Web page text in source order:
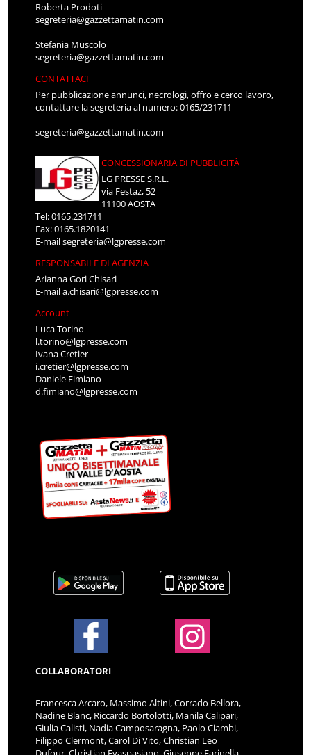
Roberta Prodoti
segreteria@gazzettamatin.com
Stefania Muscolo
segreteria@gazzettamatin.com
CONTATTACI
Per pubblicazione annunci, necrologi, offro e cerco lavoro,
contattare la segreteria al numero: 0165/231711
segreteria@gazzettamatin.com
CONCESSIONARIA DI PUBBLICITÀ
LG PRESSE S.R.L.
via Festaz, 52
11100 AOSTA
Tel: 0165.231711
Fax: 0165.1820141
E-mailsegreteria@lgpresse.com
RESPONSABILE DI AGENZIA
Arianna Gori Chisari
E-maila.chisari@lgpresse.com
Account
Luca Torino
l.torino@lgpresse.com
Ivana Cretier
i.cretier@lgpresse.com
Daniele Fimiano
d.fimiano@lgpresse.com
COLLABORATORI
Francesca Arcaro, Massimo Altini, Corrado Bellora,
Nadine Blanc, Riccardo Bortolotti, Manila Calipari,
Giulia Calisti, Nadia Camposaragna, Paolo Ciambi,
Filippo Clermont, Carol Di Vito, Christian Leo